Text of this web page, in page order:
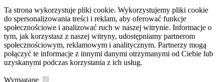
Ta strona wykorzystuje pliki cookie. Wykorzystujemy pliki cookie
do spersonalizowania treści i reklam, aby oferować funkcje
społecznościowe i analizować ruch w naszej witrynie. Informacje o
tym, jak korzystasz z naszej witryny, udostępniamy partnerom
społecznościowym, reklamowym i analitycznym. Partnerzy mogą
połączyć te informacje z innymi danymi otrzymanymi od Ciebie lub
uzyskanymi podczas korzystania z ich usług.
Wymagane